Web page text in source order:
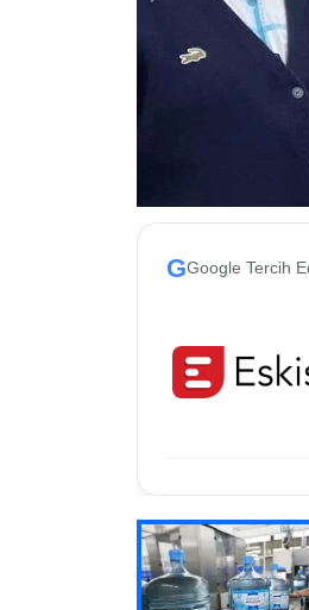
GGoogle Tercih
Eskişehir Otobüs Saatleri